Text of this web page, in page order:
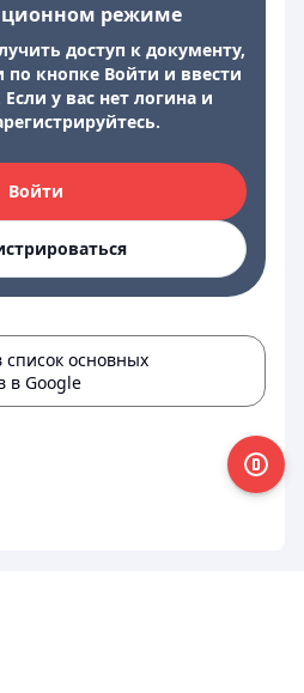
режиме
доступ к документу,
кнопке Войти и ввести
у вас нет логина и
Войти
список основных
в Google